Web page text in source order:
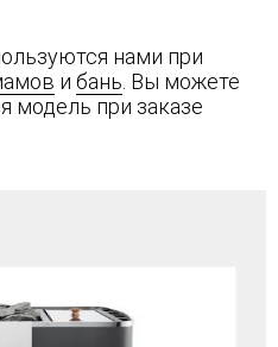
нами при
и бань . Вы можете
модель при заказе